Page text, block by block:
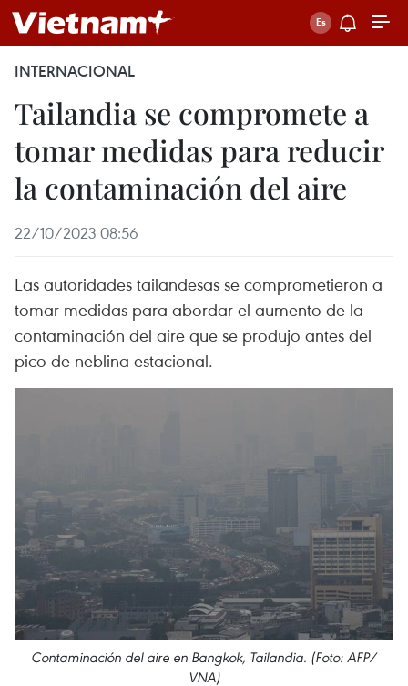
INTERNACIONAL
Tailandia se compromete a
tomar medidas para reducir
la contaminación del aire
22/10/2023 08:56
Las autoridades tailandesas se comprometieron a
tomar medidas para abordar el aumento de la
contaminación del aire que se produjo antes del
pico de neblina estacional.
Contaminación del aire en Bangkok, Tailandia. (Foto: AFP/
VNA)